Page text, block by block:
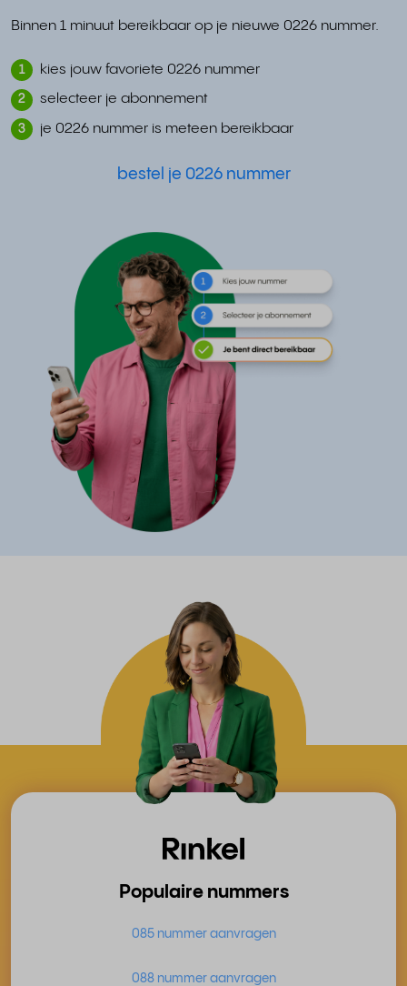
Binnen 1 minuut bereikbaar op je nieuwe 0226 nummer.
1 kies jouw favoriete 0226 nummer
2 selecteer je abonnement
3 je 0226 nummer is meteen bereikbaar
bestel je 0226 nummer
Populaire nummers
085 nummer aanvragen
088 nummer aanvragen